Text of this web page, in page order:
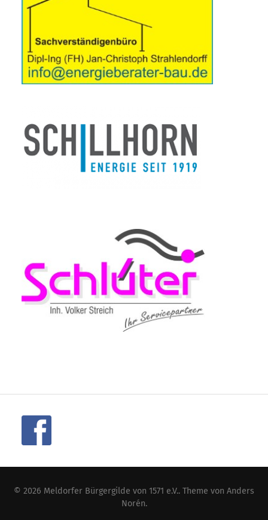
© 2026 Meldorfer Bürgergilde von 1571 e.V.. Theme von Anders
Norén.